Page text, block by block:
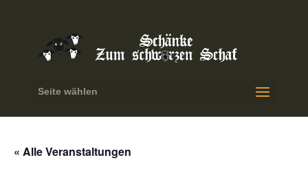
Seite wählen
« Alle Veranstaltungen